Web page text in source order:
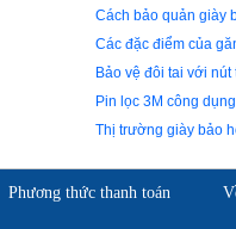
Cách bảo quản giày
Các đặc điểm của
Bảo vệ đôi tai với nút
Pin lọc 3M công
Thị trường giày bảo
Phương thức thanh toán